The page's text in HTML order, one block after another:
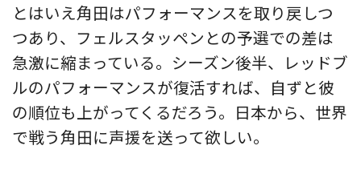
とはいえ角田はパフォーマンスを取り戻しつ
つあり、フェルスタッペンとの予選での差は
急激に縮まっている。シーズン後半、レッドブ
ルのパフォーマンスが復活すれば、自ずと彼
の順位も上がってくるだろう。日本から、世界
で戦う角田に声援を送って欲しい。